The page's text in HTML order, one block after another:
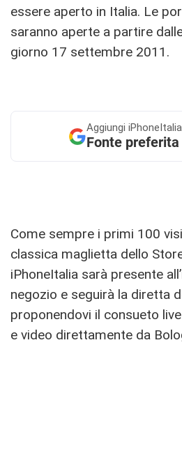
essere aperto in Italia. Le
saranno aperte a partire
giorno 17 settembre 2011.
Aggiungi
Fonte preferita
Come sempre i primi 100
classica maglietta dello
iPhoneItalia sarà presente
negozio e seguirà la diretta
proponendovi il consueto
e video direttamente da